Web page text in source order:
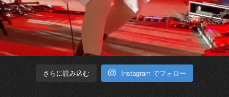
さらに読み込む Instagram でフォロー